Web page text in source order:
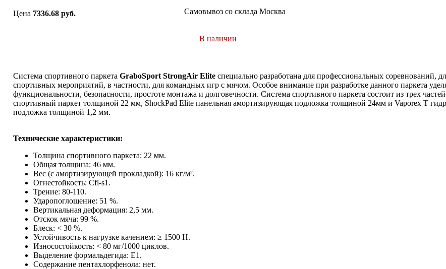
Цена 7336.68 руб.
Самовывоз со склада Москва
В наличии
Система спортивного паркета GraboSport StrongAir Elite специально разработана для профессиональных соревнований,
спортивных мероприятий, в частности, для командных игр с мячом. Особое внимание при разработке данного паркета
функциональности, безопасности, простоте монтажа и долговечности. Система спортивного паркета состоит из трех
спортивный паркет толщиной 22 мм, ShockPad Elite панельная амортизирующая подложка толщиной 24мм и Vaporex T
подложка толщиной 1,2 мм.
Технические характеристики:
Толщина спортивного паркета: 22 мм.
Общая толщина: 46 мм.
Вес (с амортизирующей прокладкой): 16 кг/м².
Огнестойкость: Cfl-s1.
Трение: 80-110.
Ударопоглощение: 51 %.
Вертикальная деформация: 2,5 мм.
Отскок мяча: 99 %.
Блеск: < 30 %.
Устойчивость к нагрузке качением: ≥ 1500 Н.
Износостойкость: < 80 мг/1000 циклов.
Выделение формальдегида: E1.
Содержание пентахлорфенола: нет.